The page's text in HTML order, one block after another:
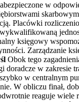
w
Placówki
księgowy
Zarządzanie
Obok tego
w zakresie
w centralnym
W obliczu finał,
reaguje